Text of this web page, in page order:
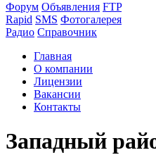
Форум Объявления FTP
Rapid SMS Фотогалерея
Радио Справочник
Главная
О компании
Лицензии
Вакансии
Контакты
Западный